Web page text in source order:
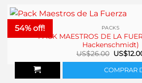
54% off! PACKS
PACK MAESTROS DE LA
Hackenschmidt)
US$26.00 El
precio
era:
US$
COMPRAR